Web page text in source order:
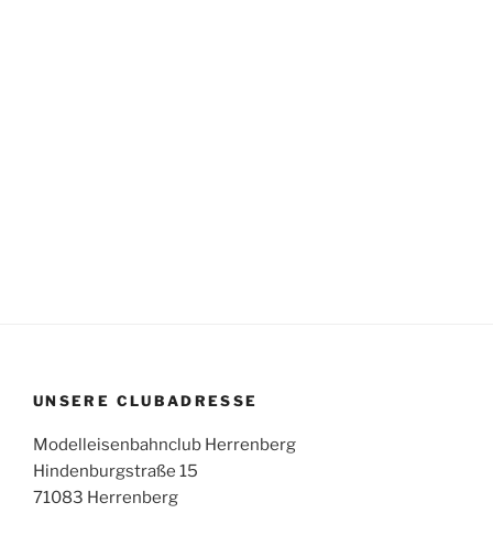
UNSERE CLUBADRESSE
Modelleisenbahnclub Herrenberg
Hindenburgstraße 15
71083 Herrenberg